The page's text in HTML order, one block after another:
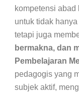
kompetensi
untuk tidak
tetapi juga
bermakna, dan
Pembelajaran
pedagogis yang
subjek aktif,